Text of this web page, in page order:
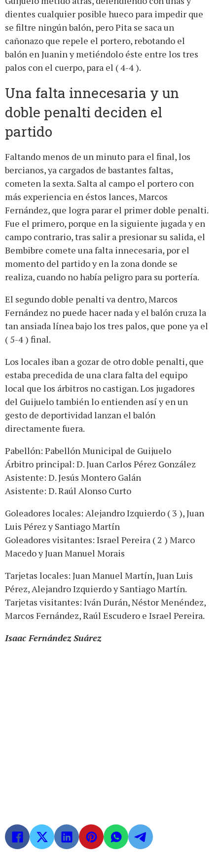
dientes cualquier posible hueco para impedir que
se filtre ningún balón, pero Pita se saca un
cañonazo que repele el portero, rebotando el
balón en Juanin y metiéndolo éste entre los tres
palos con el cuerpo, para el ( 4-4 ).
Una falta innecesaria y un
doble penalti deciden el
partido
Faltando menos de un minuto para el final, los
bercianos, ya cargados de bastantes faltas,
cometen la sexta. Salta al campo el portero con
más experiencia en éstos lances, Marcos
Fernández, que logra parar el primer doble penalti.
Fue el primero, porque en la siguiente jugada y en
campo contrario, tras salir a presionar su salida, el
Bembibre comete una falta innecesaria, por el
momento del partido y en la zona donde se
realiza, cuando no había peligro para su portería.
El segundo doble penalti va dentro, Marcos
Fernández no puede hacer nada y el balón cruza la
tan ansiada línea bajo los tres palos, que pone ya el
( 5-4 ) final.
Los locales iban a gozar de otro doble penalti, que
estaba precedida de una clara falta del equipo
local que los árbitros no castigan. Los jugadores
del Guijuelo también lo entienden así y en un
gesto de deportividad lanzan el balón
directamente fuera.
Pabellón: Pabellón Municipal de Guijuelo
Árbitro principal: D. Juan Carlos Pérez González
Asistente: D. Jesús Montero Galán
Asistente: D. Raúl Alonso Curto
Goleadores locales: Alejandro Izquierdo ( 3 ), Juan
Luis Pérez y Santiago Martín
Goleadores visitantes: Israel Pereira ( 2 ) Marco
Macedo y Juan Manuel Morais
Tarjetas locales: Juan Manuel Martín, Juan Luis
Pérez, Alejandro Izquierdo y Santiago Martín.
Tarjetas visitantes: Iván Durán, Néstor Menéndez,
Marcos Fernández, Raúl Escudero e Israel Pereira.
Isaac Fernández Suárez